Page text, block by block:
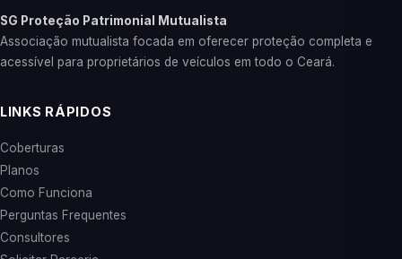
SG Proteção Patrimonial Mutualista
Associação mutualista focada em oferecer proteção completa e
acessível para proprietários de veículos em todo o Ceará.
LINKS RÁPIDOS
Coberturas
Planos
Como Funciona
Perguntas Frequentes
Consultores